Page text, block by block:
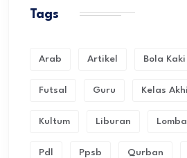
Tags
Arab Artikel Bola Kaki
Futsal Guru Kelas
Kultum Liburan Lomba
Pdl Ppsb Qurban